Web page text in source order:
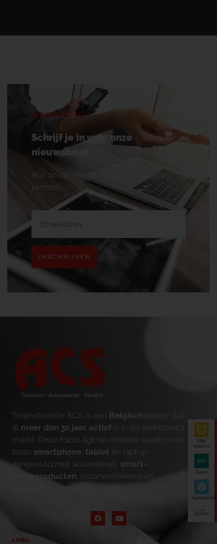
NIEUWSBRIEF
Schrijf je in voor onze
nieuwsbrief
Blijf op de hoogte van onze acties en
promoties.
INSCHRIJVEN
Telenetcenter ACS is een Belgisch bedrijf dat
al meer dan 30 jaar actief is in de elektronica
markt. Onze focus ligt op mobiele electronica
zoals smartphone tablet en laptop,
aangevuld met accessoires, smart-
homeproducten , radarverklikkers en
bluetooth-speakers
Links
Mijn
telenet
Base
Speedtest